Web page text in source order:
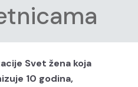
Svet žena koja
10 godina,